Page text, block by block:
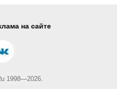
на сайте
1998—2026.